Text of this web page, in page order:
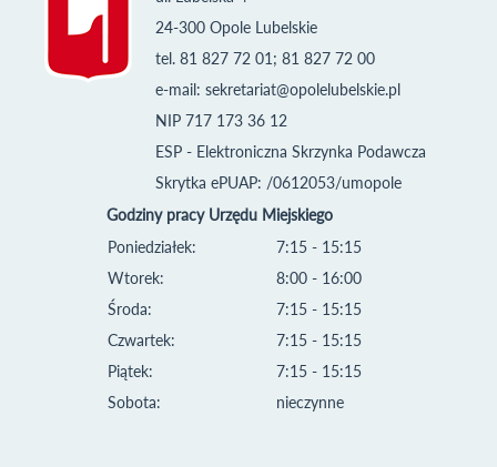
24-300 Opole Lubelskie
tel. 81 827 72 01; 81 827 72 00
e-mail: sekretariat@opolelubelskie.pl
NIP 717 173 36 12
ESP - Elektroniczna Skrzynka Podawcza
Skrytka ePUAP: /0612053/umopole
Godziny pracy Urzędu Miejskiego
Poniedziałek:
Wtorek:
Środa:
Czwartek:
Piątek:
Sobota:
7:15 - 15:15
8:00 - 16:00
7:15 - 15:15
7:15 - 15:15
7:15 - 15:15
nieczynne